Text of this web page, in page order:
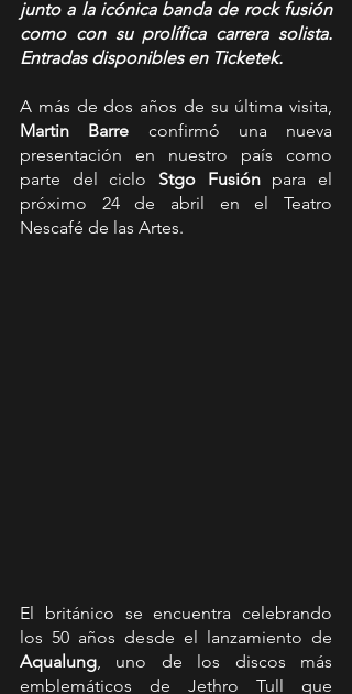
junto a la icónica banda de rock fusión
como con su prolífica carrera solista.
Entradas disponibles en Ticketek.
Martin Barre confirmó una nueva
presentación en nuestro país como
parte del ciclo Stgo Fusión para el
próximo 24 de abril en el Teatro
Nescafé de las Artes.
El británico se encuentra celebrando
Aqualung, uno de los discos más